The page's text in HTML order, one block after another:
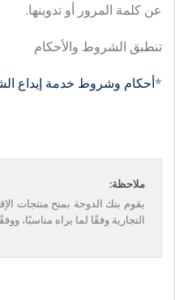
عن كلمة المرور أو تدوينها.
تنطبق الشروط والأحكام
*أحكام وشروط خدمة إيداع
ملاحظة:
يقوم بنك الدوحة بمنح منتجات
التجارية وفقًا لما يراه مناسبًا،